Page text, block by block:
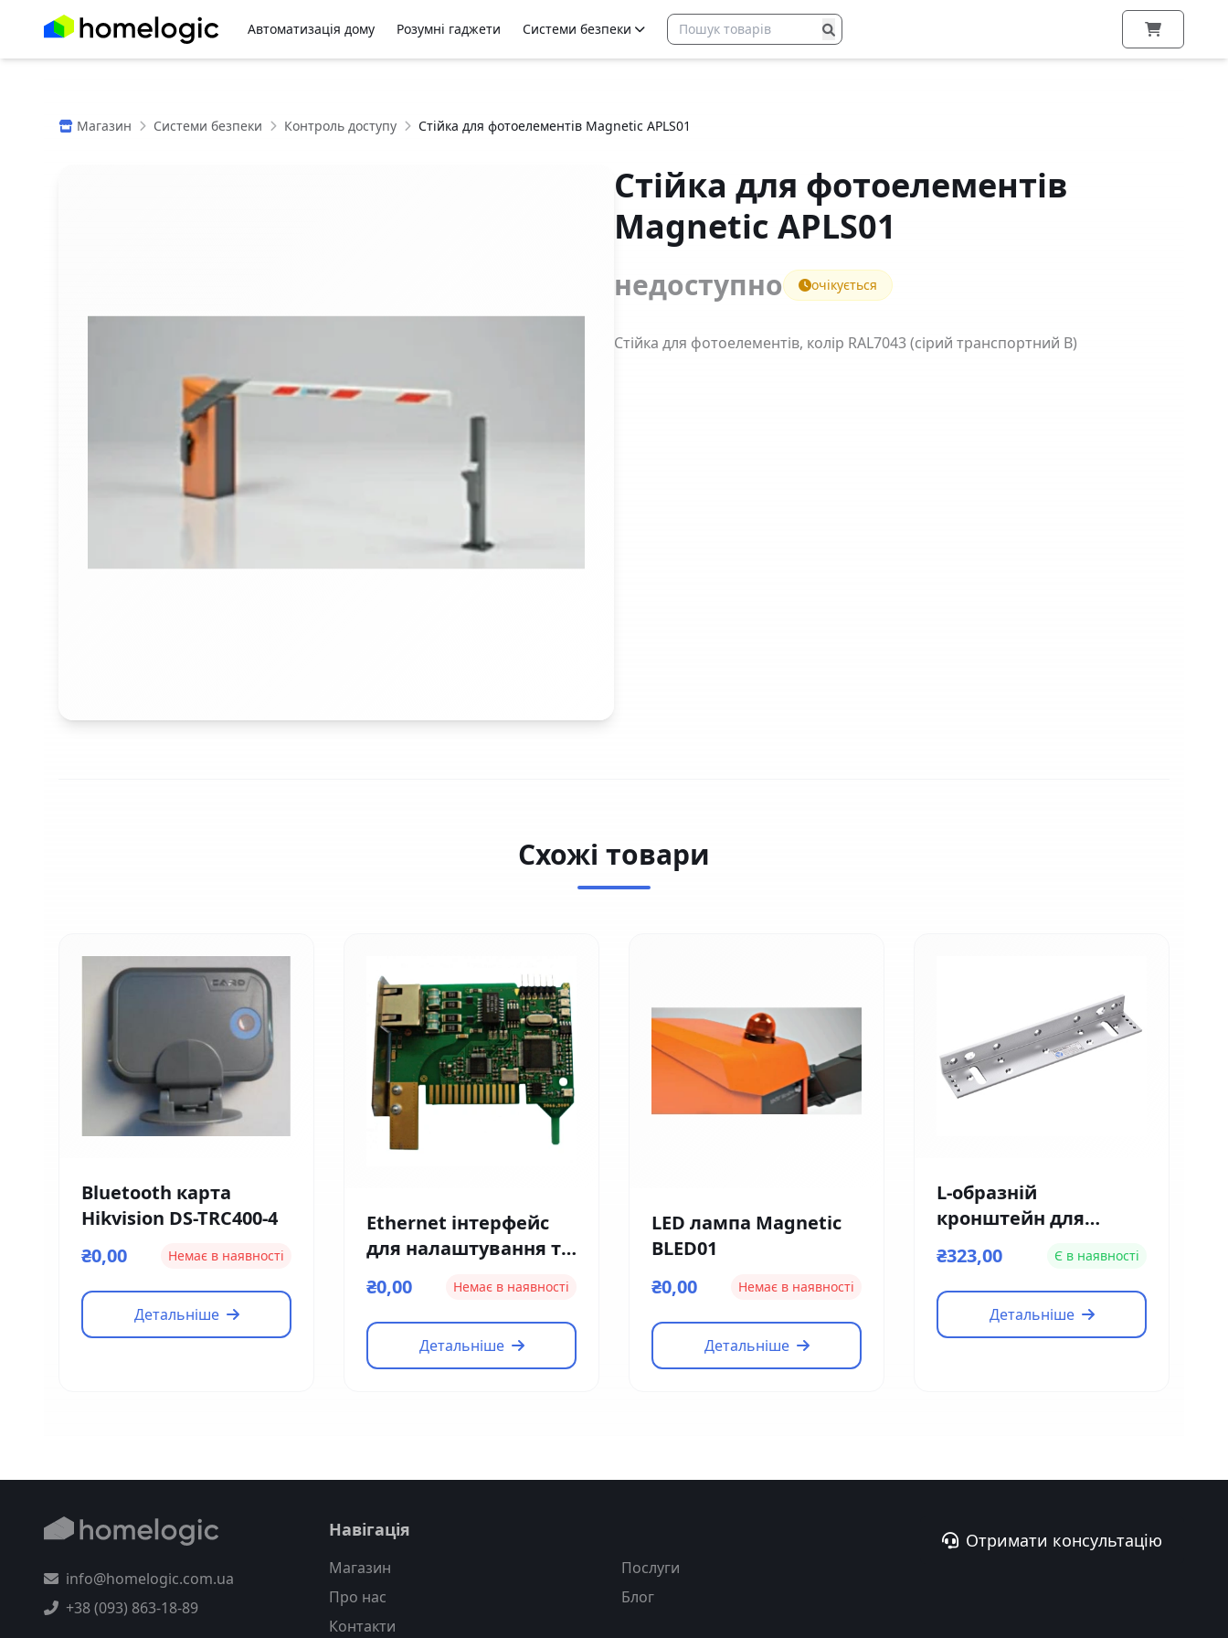
Автоматизація дому Розумні гаджети Системи безпеки
Магазин Системи безпеки Контроль доступу Стійка для фотоелементів Magnetic APLS01
Стійка для фотоелементів
Magnetic APLS01
недоступно очікується
Стійка для фотоелементів, колір RAL7043 (сірий транспортний В)
Схожі товари
Bluetooth карта
Hikvision DS-TRC400-4
₴0,00
Немає в наявності
Детальніше
Ethernet інтерфейс
для налаштування та
EM01
₴0,00 Немає в наявності
Детальніше
LED лампа Magnetic
BLED01
₴0,00
Немає в наявності
Детальніше
L-образній
кронштейн для
кріплення замку на
вузькі двері Yli
Electronic MBK-180NL
₴323,00 Є в наявності
Детальніше
info@homelogic.com.ua
+38 (093) 863-18-89
Навігація
Магазин
Послуги
Про нас
Блог
Контакти
Отримати консультацію